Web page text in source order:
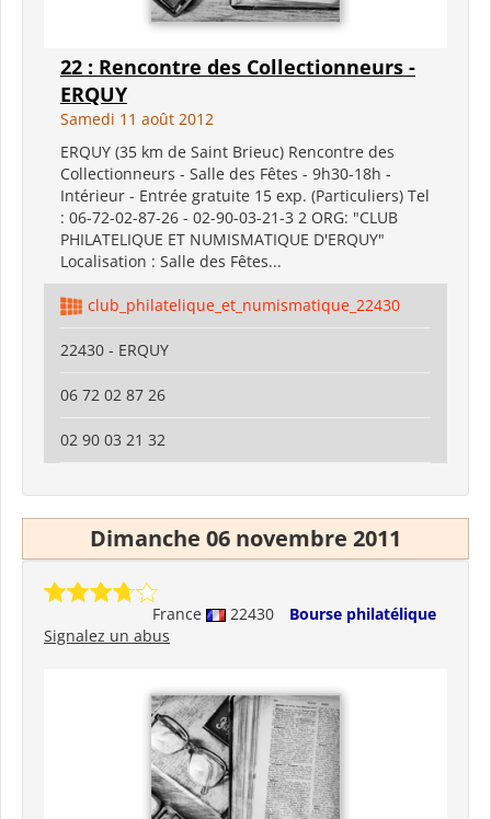
22 : Rencontre des Collectionneurs -
ERQUY
Samedi 11 août 2012
ERQUY (35 km de Saint Brieuc) Rencontre des
Collectionneurs - Salle des Fêtes - 9h30-18h -
Intérieur - Entrée gratuite 15 exp. (Particuliers) Tel
: 06-72-02-87-26 - 02-90-03-21-3 2 ORG: "CLUB
PHILATELIQUE ET NUMISMATIQUE D'ERQUY"
Localisation : Salle des Fêtes...
club_philatelique_et_numismatique_22430
22430 - ERQUY
06 72 02 87 26
02 90 03 21 32
Dimanche 06 novembre 2011
France 22430
Bourse philatélique
Signalez un abus